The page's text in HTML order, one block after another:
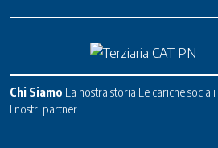
Chi Siamo La nostra storia Le cariche sociali
I nostri partner